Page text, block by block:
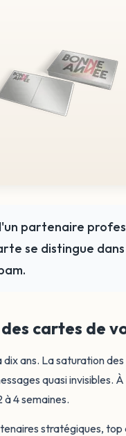
partenaire
se distingue
cartes de
ans. La saturation
quasi invisibles.
à 4 semaines.
stratégiques,